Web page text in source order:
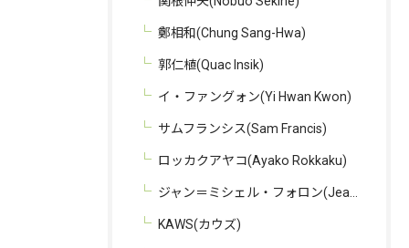
鄭相和(Chung Sang-Hwa)
郭仁植(Quac Insik)
イ・ファングォン(Yi Hwan Kwon)
サムフランシス(Sam Francis)
ロッカクアヤコ(Ayako Rokkaku)
ジャン＝ミシェル・フォロン(Jean-Michel Folon)
KAWS(カウズ)